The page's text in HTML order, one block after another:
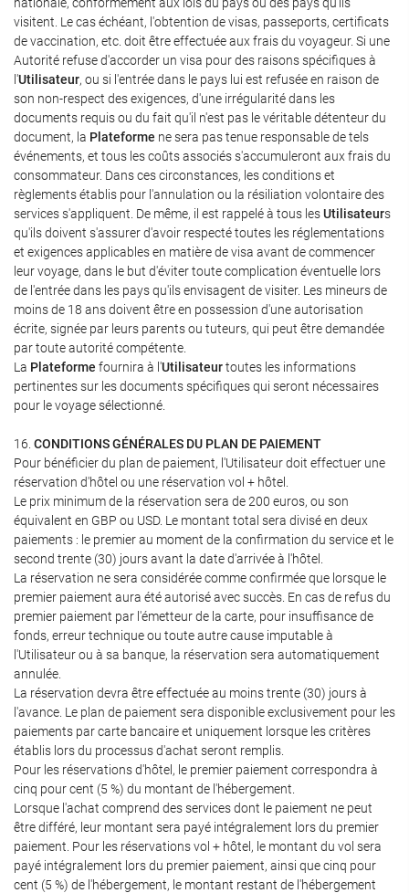
visitent. Le cas échéant, l'obtention de visas, passeports, certificats
de vaccination, etc. doit être effectuée aux frais du voyageur. Si une
Autorité refuse d'accorder un visa pour des raisons spécifiques à
l'Utilisateur, ou si l'entrée dans le pays lui est refusée en raison de
son non-respect des exigences, d'une irrégularité dans les
documents requis ou du fait qu'il n'est pas le véritable détenteur du
document, la Plateforme ne sera pas tenue responsable de tels
événements, et tous les coûts associés s'accumuleront aux frais du
consommateur. Dans ces circonstances, les conditions et
règlements établis pour l'annulation ou la résiliation volontaire des
services s'appliquent. De même, il est rappelé à tous lesUtilisateurs
qu'ils doivent s'assurer d'avoir respecté toutes les réglementations
et exigences applicables en matière de visa avant de commencer
leur voyage, dans le but d'éviter toute complication éventuelle lors
de l'entrée dans les pays qu'ils envisagent de visiter. Les mineurs de
moins de 18 ans doivent être en possession d'une autorisation
écrite, signée par leurs parents ou tuteurs, qui peut être demandée
par toute autorité compétente.
La Plateforme fournira à l'Utilisateurtoutes les informations
pertinentes sur les documents spécifiques qui seront nécessaires
pour le voyage sélectionné.
16. CONDITIONS GÉNÉRALES DU PLAN DE PAIEMENT
Pour bénéficier du plan de paiement, l'Utilisateur doit effectuer une
réservation d'hôtel ou une réservation vol + hôtel.
Le prix minimum de la réservation sera de 200 euros, ou son
équivalent en GBP ou USD. Le montant total sera divisé en deux
paiements : le premier au moment de la confirmation du service et le
second trente (30) jours avant la date d'arrivée à l'hôtel.
La réservation ne sera considérée comme confirmée que lorsque le
premier paiement aura été autorisé avec succès. En cas de refus du
premier paiement par l'émetteur de la carte, pour insuffisance de
fonds, erreur technique ou toute autre cause imputable à
l'Utilisateur ou à sa banque, la réservation sera automatiquement
annulée.
La réservation devra être effectuée au moins trente (30) jours à
l'avance. Le plan de paiement sera disponible exclusivement pour les
paiements par carte bancaire et uniquement lorsque les critères
établis lors du processus d'achat seront remplis.
Pour les réservations d'hôtel, le premier paiement correspondra à
cinq pour cent (5 %) du montant de l'hébergement.
Lorsque l'achat comprend des services dont le paiement ne peut
être différé, leur montant sera payé intégralement lors du premier
paiement. Pour les réservations vol + hôtel, le montant du vol sera
payé intégralement lors du premier paiement, ainsi que cinq pour
cent (5 %) de l'hébergement, le montant restant de l'hébergement